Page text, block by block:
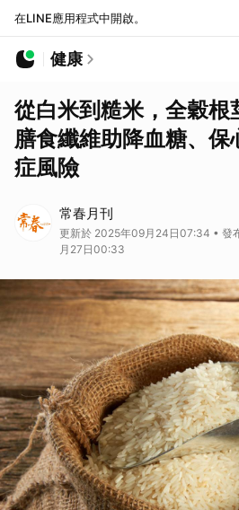
在LINE應用程式中開啟。
健康
從白米到糙米，全穀根
膳食纖維助降血糖、保
症風險
常春月刊
更新於 2025年09月24日07:34 • 發
月27日00:33